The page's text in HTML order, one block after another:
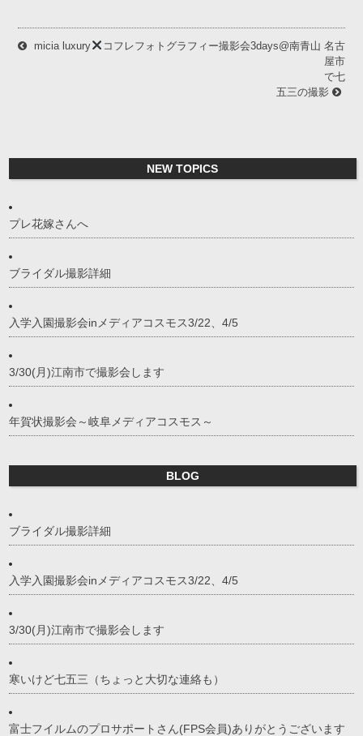
micia luxury コフレフォトグラフィー撮影会3days@南青山 名古
屋市
で七
五三の撮影
NEW TOPICS
プレ花嫁さんへ
ブライダル撮影詳細
入学入園撮影会inメディアコスモス3/22、4/5
3/30(月)江南市で撮影会します
年賀状撮影会～岐阜メディアコスモス～
BLOG
ブライダル撮影詳細
入学入園撮影会inメディアコスモス3/22、4/5
3/30(月)江南市で撮影会します
寒いけど七五三（ちょっと大切な連絡も）
富士フイルムのプロサポートさん(FPS会員)ありがとうございます